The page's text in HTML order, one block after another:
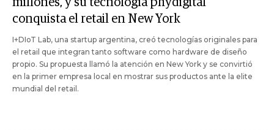
millones, y su tecnología phydigital
conquista el retail en New York
I+DIoT Lab, una startup argentina, creó tecnologías originales para
el retail que integran tanto software como hardware de diseño
propio. Su propuesta llamó la atención en New York y se convirtió
en la primer empresa local en mostrar sus productos ante la elite
mundial del retail.